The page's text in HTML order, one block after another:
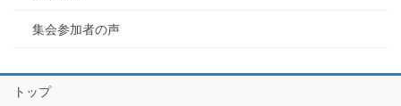
集会参加者の声
トップ